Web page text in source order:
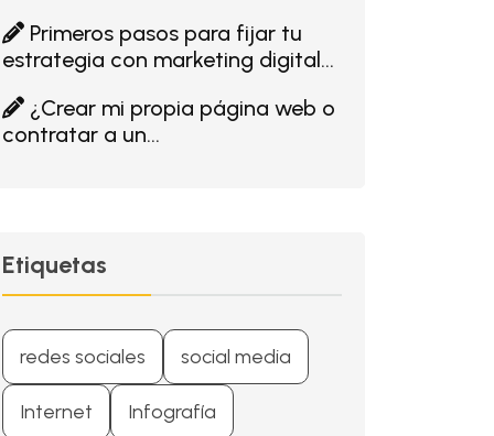
Primeros pasos para fijar tu
estrategia con marketing digital...
¿Crear mi propia página web o
contratar a un...
Etiquetas
redes sociales social media
Internet Infografía